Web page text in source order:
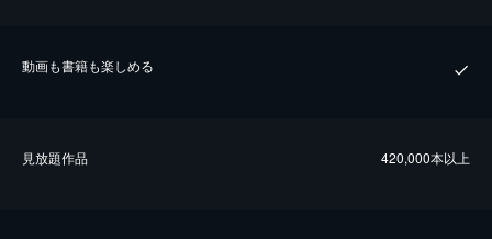
動画も書籍も楽しめる
⾒放題作品 420,000本以上